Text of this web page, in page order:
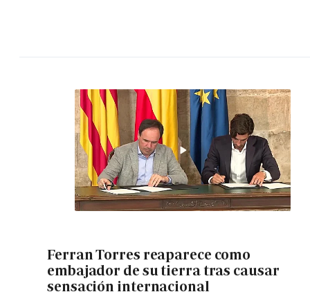
Ferran Torres reaparece como
embajador de su tierra tras causar
sensación internacional